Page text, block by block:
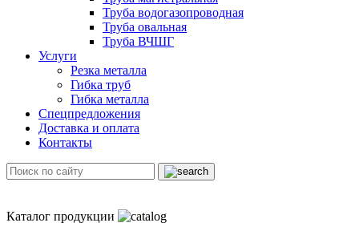
Труба водогазопроводная
Труба овальная
Труба ВЧШГ
Услуги
Резка металла
Гибка труб
Гибка металла
Спецпредложения
Доставка и оплата
Контакты
Каталог продукции